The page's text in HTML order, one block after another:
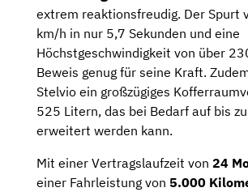
extrem reaktionsfreudig. Der Spurt
km/h in nur 5,7 Sekunden und eine
Höchstgeschwindigkeit von über
Beweis genug für seine Kraft.
Stelvio ein großzügiges
525 Litern, das bei Bedarf auf bis
erweitert werden kann.
Mit einer Vertragslaufzeit von 24
einer Fahrleistung von 5.000